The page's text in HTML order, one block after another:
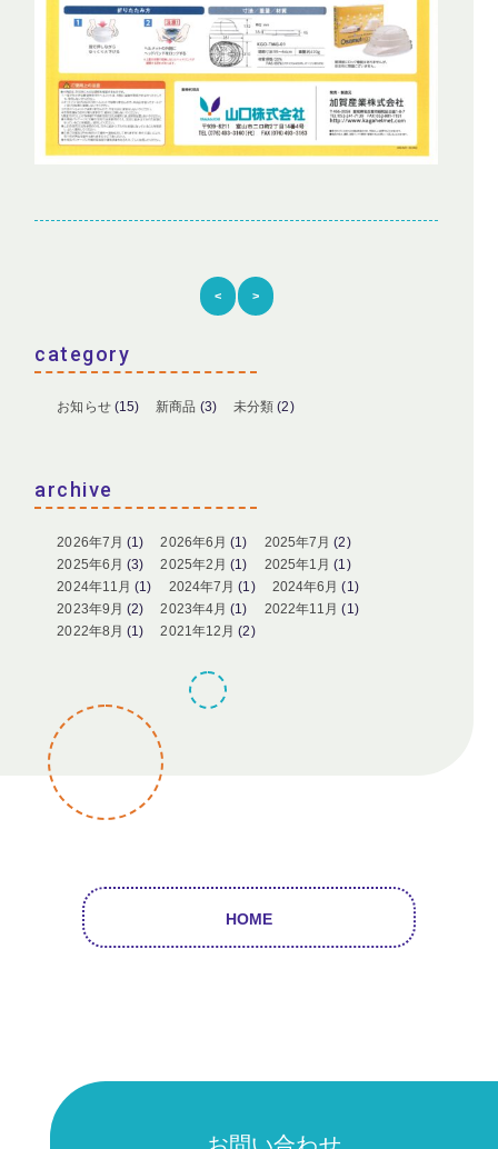
< >
category
お知らせ(15) 新商品 (3) 未分類 (2)
archive
2026年7月 (1) 2026年6月 (1) 2025年7月 (2)
2025年6月 (3) 2025年2月 (1) 2025年1月 (1)
2024年11月 (1) 2024年7月 (1) 2024年6月 (1)
2023年9月 (2) 2023年4月 (1) 2022年11月 (1)
2022年8月 (1) 2021年12月 (2)
HOME